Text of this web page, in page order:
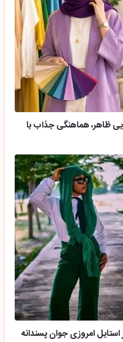
ظاهر، هماهنگی جذاب با
امروزی جوان پسندانه